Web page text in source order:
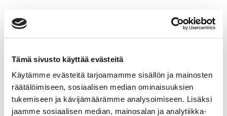
Tämä sivusto käyttää evästeitä
Käytämme evästeitä tarjoamamme sisällön ja mainosten
räätälöimiseen, sosiaalisen median ominaisuuksien
tukemiseen ja kävijämäärämme analysoimiseen. Lisäksi
jaamme sosiaalisen median, mainosalan ja analytiikka-